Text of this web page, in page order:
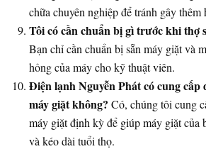
chữa chuyên nghiệp để tránh gây thêm
Tôi có cần chuẩn bị gì trước khi thợ
Bạn chỉ cần chuẩn bị sẵn máy giặt và
hỏng của máy cho kỹ thuật viên.
Điện lạnh Nguyễn Phát có cung cấp
máy giặt không? Có, chúng tôi cung
máy giặt định kỳ để giúp máy giặt của
và kéo dài tuổi thọ.